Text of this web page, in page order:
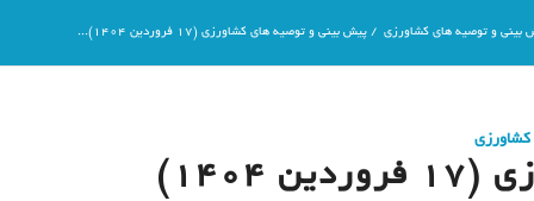
بینی و توصیه های کشاورزی / پیش بینی و توصیه های کشاورزی (17 فروردین ۱۴۰۴)...